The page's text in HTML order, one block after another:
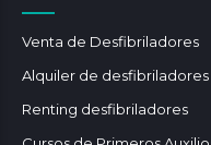
Venta de Desfibriladores
Alquiler de desfibriladores
Renting desfibriladores